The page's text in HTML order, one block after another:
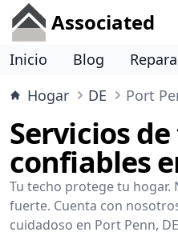
Associated
Inicio Blog
Hogar
DE Port
Servicios
confiables
Tu techo protege tu
fuerte. Cuenta con
cuidadoso en Port Penn,